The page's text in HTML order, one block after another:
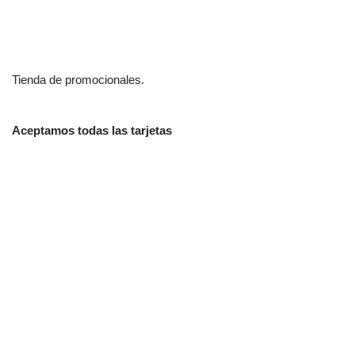
Tienda de promocionales.
Aceptamos todas las tarjetas